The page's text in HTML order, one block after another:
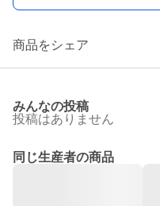
商品をシェア
みんなの投稿
投稿はありません
同じ生産者の商品